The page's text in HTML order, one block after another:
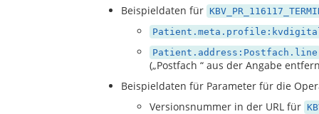
Beispieldaten für
Patient.address:Postfach.line
( Postfach
aus der Angabe
Beispieldaten für Parameter für die
Versionsnummer in der URL für